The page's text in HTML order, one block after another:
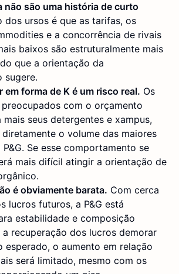
não são uma história de curto
dos ursos é que as tarifas, os
e a concorrência de rivais
baixos são estruturalmente mais
que a orientação da
sugere.
em forma de K é um risco real. Os
com o orçamento
mais seus detergentes e xampus,
o volume das maiores
Se esse comportamento se
mais difícil atingir a orientação de
é obviamente barata. Com cerca
lucros futuros, a P&G está
estabilidade e composição
a recuperação dos lucros demorar
esperado, o aumento em relação
será limitado, mesmo com os